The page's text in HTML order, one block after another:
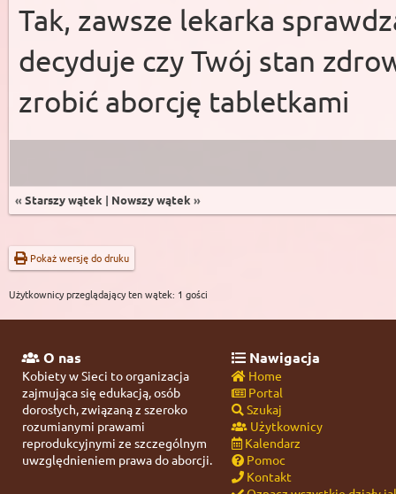
Tak, zawsze lekarka
decyduje czy Twój stan
zrobić aborcję tabletkami
« Starszy wątek | Nowszy wątek »
Pokaż wersję do druku
Użytkownicy przeglądający ten wątek: 1 gości
O nas
Kobiety w Sieci to organizacja
zajmująca się edukacją, osób
dorosłych, związaną z szeroko
rozumianymi prawami
reprodukcyjnymi ze szczególnym
uwzględnieniem prawa do aborcji.
Nawigacja
Home
Portal
Szukaj
Użytkownicy
Kalendarz
Pomoc
Kontakt